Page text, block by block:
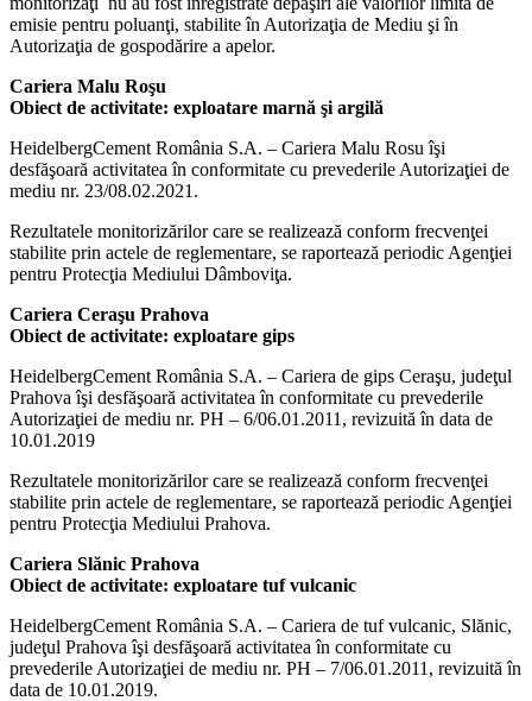
emisie pentru poluanţi, stabilite în Autorizaţia de Mediu şi în
Autorizaţia de gospodărire a apelor.
Cariera Malu Roşu
Obiect de activitate: exploatare marnă şi argilă
HeidelbergCement România S.A. – Cariera Malu Rosu îşi
desfăşoară activitatea în conformitate cu prevederile Autorizaţiei de
mediu nr. 23/08.02.2021.
Rezultatele monitorizărilor care se realizează conform frecvenţei
stabilite prin actele de reglementare, se raportează periodic Agenţiei
pentru Protecţia Mediului Dâmboviţa.
Cariera Ceraşu Prahova
Obiect de activitate: exploatare gips
HeidelbergCement România S.A. – Cariera de gips Ceraşu, judeţul
Prahova îşi desfăşoară activitatea în conformitate cu prevederile
Autorizaţiei de mediu nr. PH – 6/06.01.2011, revizuită în data de
10.01.2019
Rezultatele monitorizărilor care se realizează conform frecvenţei
stabilite prin actele de reglementare, se raportează periodic Agenţiei
pentru Protecţia Mediului Prahova.
Cariera Slănic Prahova
Obiect de activitate: exploatare tuf vulcanic
HeidelbergCement România S.A. – Cariera de tuf vulcanic, Slănic,
judeţul Prahova îşi desfăşoară activitatea în conformitate cu
prevederile Autorizaţiei de mediu nr. PH – 7/06.01.2011, revizuită în
data de 10.01.2019.